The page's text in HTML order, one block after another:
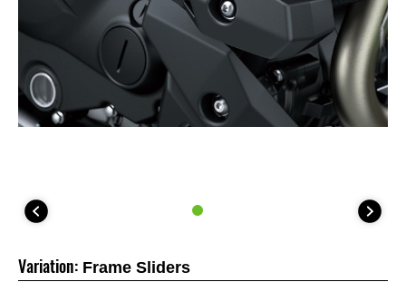
Variation: Frame Sliders